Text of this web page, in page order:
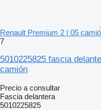
Renault Premium 2 | 05
7
5010225825 fascia
camión
Precio a consultar
Fascia delantera
5010225825